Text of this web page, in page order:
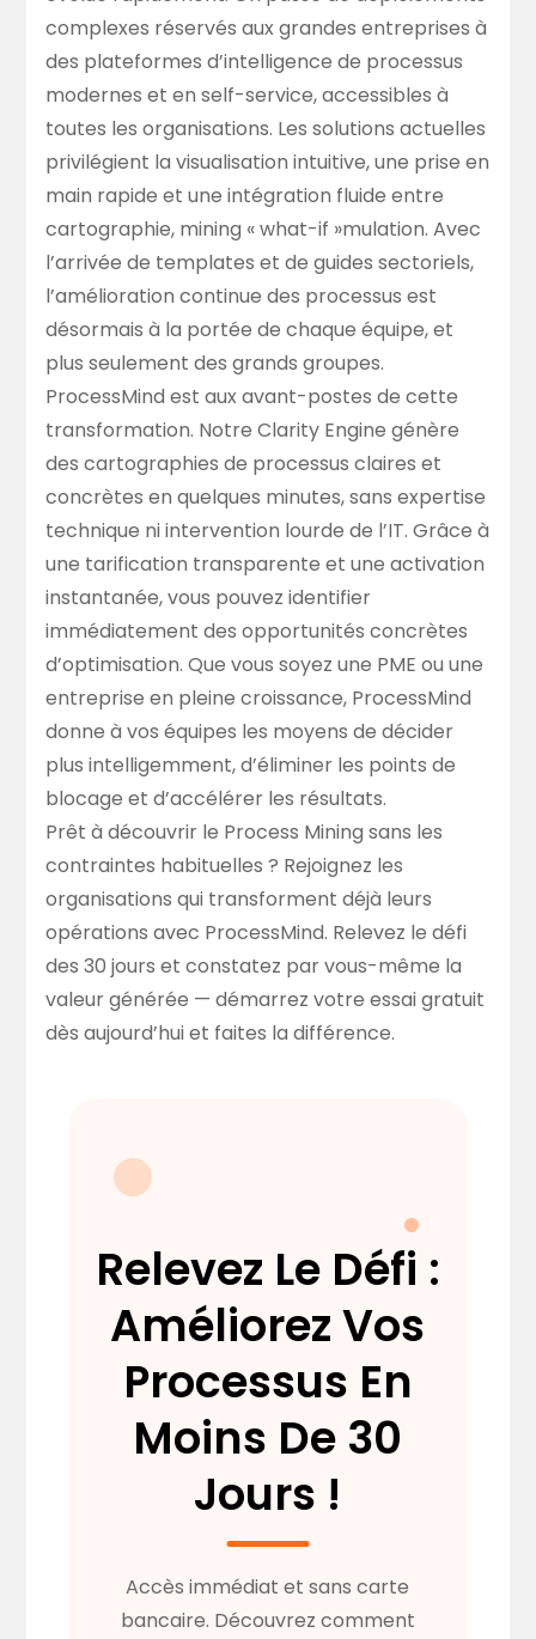
complexes réservés aux grandes entreprises à
des plateformes d’intelligence de processus
modernes et en self-service, accessibles à
toutes les organisations. Les solutions actuelles
privilégient la visualisation intuitive, une prise en
main rapide et une intégration fluide entre
cartographie, mining « what-if »mulation. Avec
l’arrivée de templates et de guides sectoriels,
l’amélioration continue des processus est
désormais à la portée de chaque équipe, et
plus seulement des grands groupes.
ProcessMind est aux avant-postes de cette
transformation. Notre Clarity Engine génère
des cartographies de processus claires et
concrètes en quelques minutes, sans expertise
technique ni intervention lourde de l’IT. Grâce à
une tarification transparente et une activation
instantanée, vous pouvez identifier
immédiatement des opportunités concrètes
d’optimisation. Que vous soyez une PME ou une
entreprise en pleine croissance, ProcessMind
donne à vos équipes les moyens de décider
plus intelligemment, d’éliminer les points de
blocage et d’accélérer les résultats.
Prêt à découvrir le Process Mining sans les
contraintes habituelles ? Rejoignez les
organisations qui transforment déjà leurs
opérations avec ProcessMind. Relevez le défi
des 30 jours et constatez par vous-même la
valeur générée —démarrez votre essai gratuit
dès aujourd’huiet faites la différence.
Relevez Le Défi :
Améliorez Vos
Processus En
Moins De 30
Jours !
Accès immédiat et sans carte
bancaire. Découvrez comment